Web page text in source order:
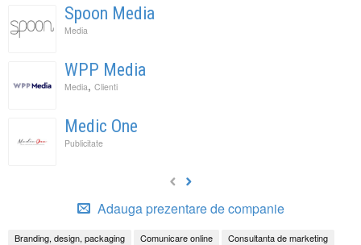
Spoon Media
Media
WPP Media
Media, Clienti
Medic One
Publicitate
Adauga prezentare de companie
Branding, design, packaging Comunicare online Consultanta de marketing